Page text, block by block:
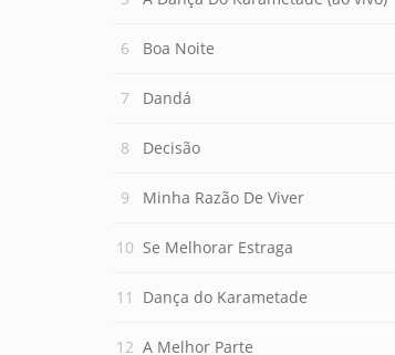
Boa Noite
Dandá
Decisão
Minha Razão De Viver
Se Melhorar Estraga
Dança do Karametade
A Melhor Parte